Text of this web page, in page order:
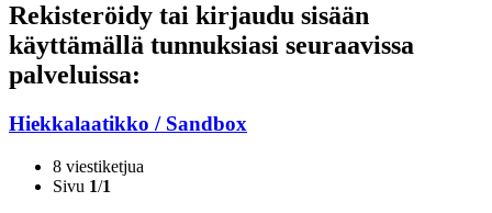
Rekisteröidy tai kirjaudu sisään
käyttämällä tunnuksiasi seuraavissa
palveluissa:
Hiekkalaatikko / Sandbox
8 viestiketjua
Sivu 1/1